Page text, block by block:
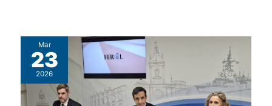
Mar
23
2026